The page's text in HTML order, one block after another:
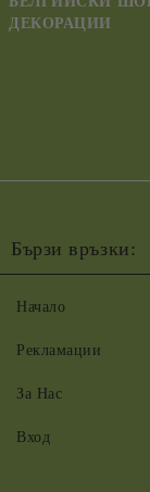
ДЕКОРАЦИИ
Бързи връзки:
Начало
Рекламации
За Нас
Вход